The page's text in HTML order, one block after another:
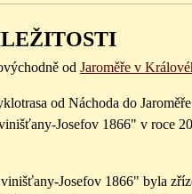
od Jaroměře v
od Náchoda do
Josefov 1866" v roce
Josefov 1866" byla